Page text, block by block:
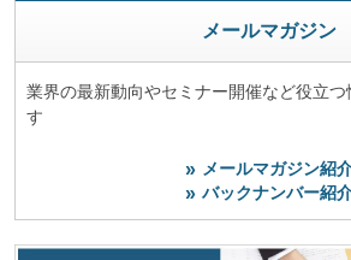
メールマガジン
業界の最新動向やセミナー開催など役立つ
す
メールマガジン紹
バックナンバー紹